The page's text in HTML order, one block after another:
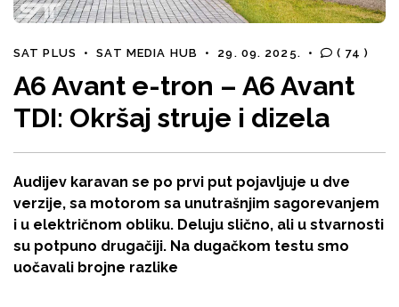
SAT PLUS • SAT MEDIA HUB • 29. 09. 2025. • ( 74 )
A6 Avant e-tron – A6 Avant
TDI: Okršaj struje i dizela
Audijev karavan se po prvi put pojavljuje u dve
verzije, sa motorom sa unutrašnjim sagorevanjem
i u električnom obliku. Deluju slično, ali u stvarnosti
su potpuno drugačiji. Na dugačkom testu smo
uočavali brojne razlike